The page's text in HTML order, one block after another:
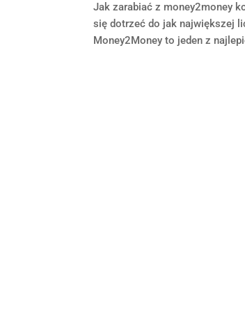
Jak zarabiać z money2money
się dotrzeć do jak największej
Money2Money to jeden z